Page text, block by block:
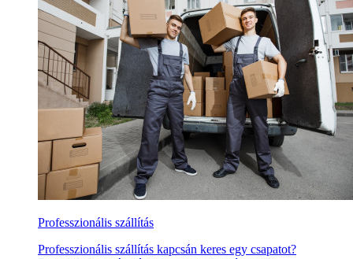
Professzionális szállítás
Professzionális szállítás kapcsán keres egy csapatot?